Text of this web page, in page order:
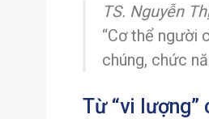
TS. Nguyễn
“Cơ thể người
chúng, chức
Từ “vi lượng”